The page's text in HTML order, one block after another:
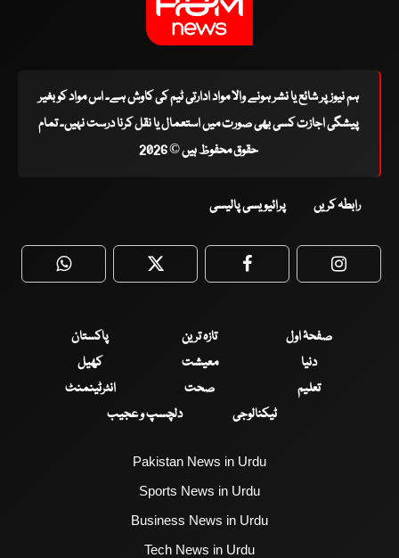
ہم نیوز پر شائع یا نشر ہونے والا مواد ادارتی ٹیم کی کاوش ہے۔ اس مواد کو بغیر
پیشگی اجازت کسی بھی صورت میں استعمال یا نقل کرنا درست نہیں۔ تمام
حقوق محفوظ ہیں © 2026
رابطہ کریں پرائیویسی پالیسی
WhatsApp Twitter Facebook
صفحۂ اول تازہ ترین
پاکستان
دنیا
معیشت
کھیل
تعلیم
صحت
انٹرٹینمنٹ
ٹیکنالوجی
دلچسپ و عجیب
Pakistan News in Urdu
Sports News in Urdu
Business News in Urdu
Tech News in Urdu